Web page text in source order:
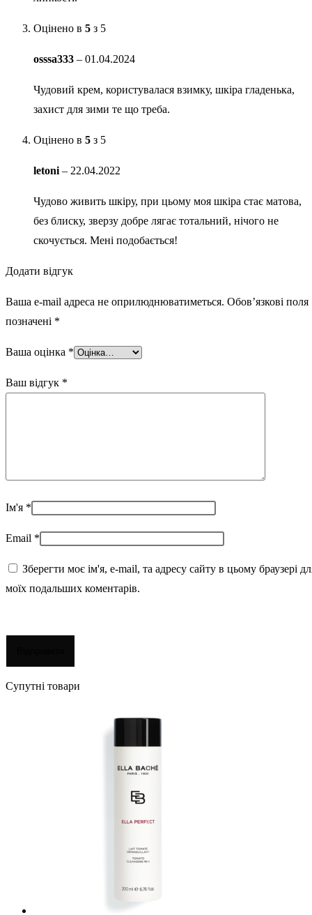
Оцінено в 5 з 5
osssa333 – 01.04.2024
Чудовий крем, користувалася взимку, шкіра гладенька,
захист для зими те що треба.
Оцінено в 5 з 5
letoni – 22.04.2022
Чудово живить шкіру, при цьому моя шкіра стає матова,
без блиску, зверзу добре лягає тотальний, нічого не
скочується. Мені подобається!
Додати відгук
Ваша e-mail адреса не оприлюднюватиметься. Обов’язкові поля
позначені *
Ваша оцінка *
Ваш відгук *
Ім'я *
Email *
Зберегти моє ім'я, e-mail, та адресу сайту в цьому браузері
моїх подальших коментарів.
Супутні товари